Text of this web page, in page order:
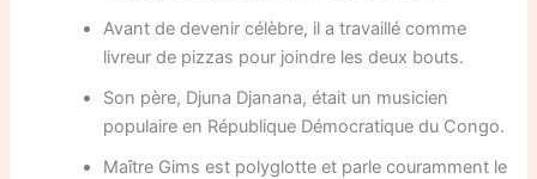
Avant de devenir célèbre, il a travaillé comme
livreur de pizzas pour joindre les deux bouts.
Son père, Djuna Djanana, était un musicien
populaire en République Démocratique du Congo.
Maître Gims est polyglotte et parle couramment le